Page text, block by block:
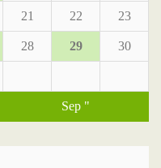
21 22 23
28 29 30
Sep "